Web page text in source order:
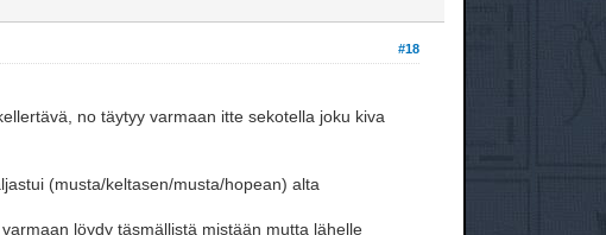
#18
no täytyy varmaan itte sekotella joku kiva
(musta/keltasen/musta/hopean) alta
löydy täsmällistä mistään mutta lähelle